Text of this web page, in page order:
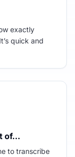
exactly
quick and
of…
to transcribe